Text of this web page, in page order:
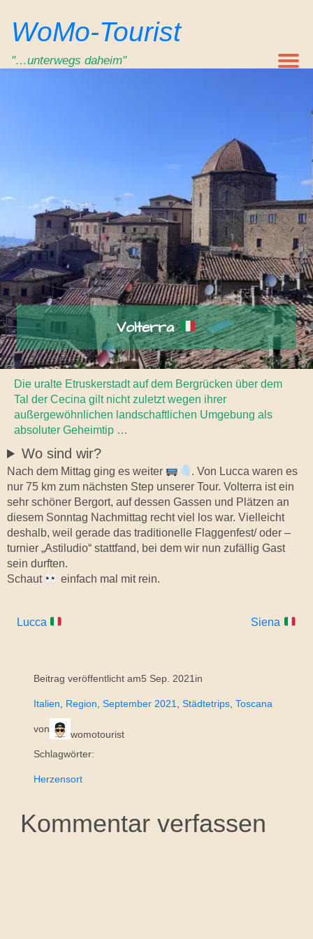
Inhalt
springen
WoMo-Tourist
"…unterwegs daheim"
Volterra
Die uralte Etruskerstadt auf dem Bergrücken über dem
Tal der Cecina gilt nicht zuletzt wegen ihrer
außergewöhnlichen landschaftlichen Umgebung als
absoluter Geheimtip …
Wo sind wir?
Nach dem Mittag ging es weiter
. Von Lucca waren es
nur 75 km zum nächsten Step unserer Tour. Volterra ist ein
sehr schöner Bergort, auf dessen Gassen und Plätzen an
diesem Sonntag Nachmittag recht viel los war. Vielleicht
deshalb, weil gerade das traditionelle Flaggenfest/ oder –
turnier „Astiludio“ stattfand, bei dem wir nun zufällig Gast
sein durften.
Schaut
einfach mal mit rein.
Lucca Siena
Beitrag veröffentlicht am5 Sep. 2021 in
Italien Region September 2021 Städtetrips Toscana
von
womotourist
Schlagwörter:
Herzensort
Kommentar verfassen